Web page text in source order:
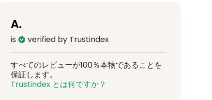
A.
is verified by Trustindex
すべてのレビューが100％本物であることを
保証します。
Trustindex とは何ですか？